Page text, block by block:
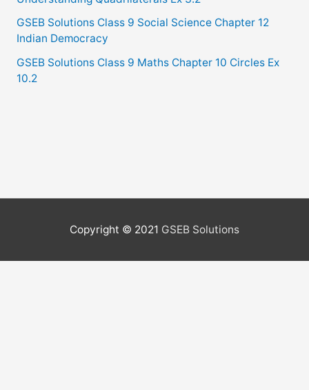
GSEB Solutions Class 9 Social Science Chapter 12
Indian Democracy
GSEB Solutions Class 9 Maths Chapter 10 Circles Ex
10.2
Copyright © 2021 GSEB Solutions